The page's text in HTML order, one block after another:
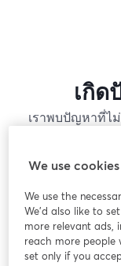
เกิ
เราพบปัญหาที่ไ
We use cookies
We use the
We'd also like to
more relevant ads,
reach more people
set only if you